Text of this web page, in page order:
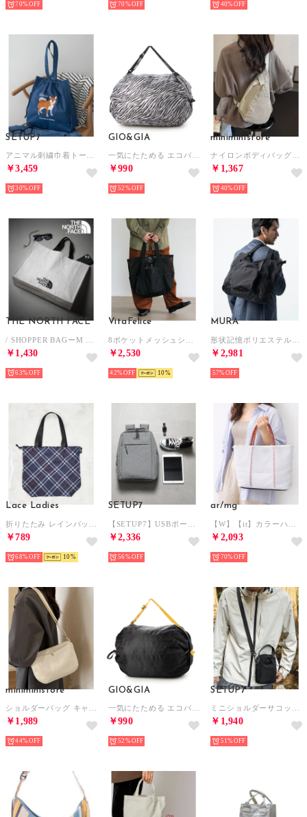
70% 70% 40%
SETUP7
￥3,459
30%
GIO&GIA
￥990
52%
miniministore
￥1,367
40%
THE NORTH FACE
￥1,430
63%
VitaFelice
￥2,530
42% 10
MURA
￥2,981
57%
Lace Ladies
￥789
68% 10
SETUP7
￥2,336
56%
ar/mg
￥2,093
70%
miniministore
￥1,989
44%
GIO&GIA
￥990
52%
SETUP7
￥1,940
51%